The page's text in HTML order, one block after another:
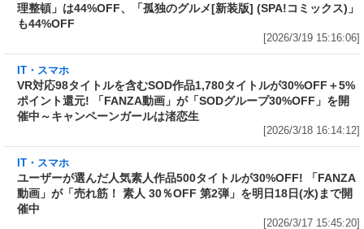
IT・スマホ
ルが30%OFF＋5%ポイント還元! 「FANZA動
画」が「SODグループ30%OFF」を開催中～キ
[2026/3/18 16:14:12]
IT・スマホ
ユーザーが選んだ人気素人作品500タイトルが
30%OFF! 「FANZA動画」が「売れ筋！ 素人
[2026/3/17 15:45:20]